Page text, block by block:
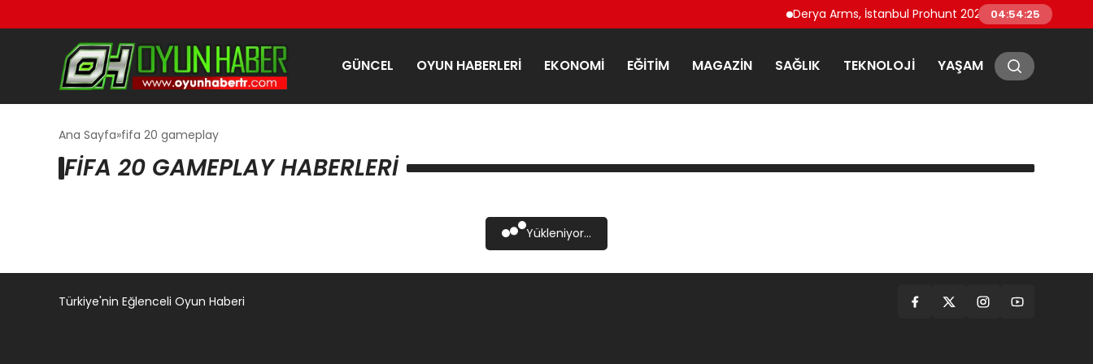
Derya Arms, İstanbul Prohunt 2026’da yeni nesil
04:54:25
GÜNCEL OYUN HABERLERI EKONOMI EĞITIM MAGAZIN SAĞLIK TEKNOLOJI YAŞAM
Ana Sayfa fifa 20 gameplay
FIFA 20 GAMEPLAY HABERLERI
Yükleniyor...
Türkiye'nin Eğlenceli Oyun Haberi